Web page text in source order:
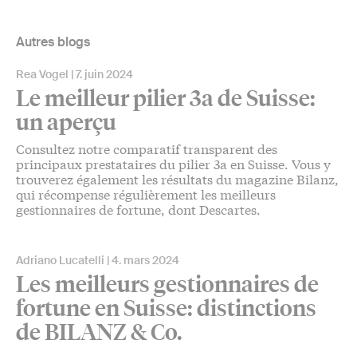
Autres blogs
Rea Vogel 7. juin 2024
Le meilleur pilier 3a de Suisse:
un aperçu
Consultez notre comparatif transparent des
principaux prestataires du pilier 3a en Suisse. Vous y
trouverez également les résultats du magazine Bilanz,
qui récompense régulièrement les meilleurs
gestionnaires de fortune, dont Descartes.
Adriano Lucatelli 4. mars 2024
Les meilleurs gestionnaires de
fortune en Suisse: distinctions
de BILANZ & Co.